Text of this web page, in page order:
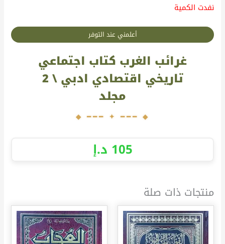
غرائب الغرب كتاب اجتماعي
تاريخي اقتصادي ادبي \ 2
مجلد
نفدت الكمية
أعلمني عند التوفر
105 د.إ
منتجات ذات صلة